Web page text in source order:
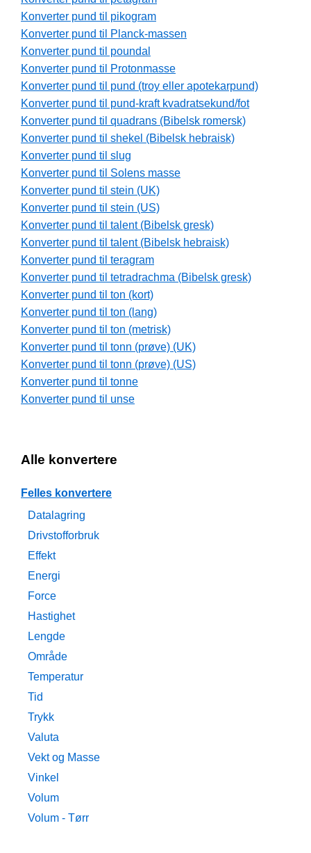
Konverter pund til pikogram
Konverter pund til Planck-massen
Konverter pund til poundal
Konverter pund til Protonmasse
Konverter pund til pund (troy eller apotekarpund)
Konverter pund til pund-kraft kvadratsekund/fot
Konverter pund til quadrans (Bibelsk romersk)
Konverter pund til shekel (Bibelsk hebraisk)
Konverter pund til slug
Konverter pund til Solens masse
Konverter pund til stein (UK)
Konverter pund til stein (US)
Konverter pund til talent (Bibelsk gresk)
Konverter pund til talent (Bibelsk hebraisk)
Konverter pund til teragram
Konverter pund til tetradrachma (Bibelsk gresk)
Konverter pund til ton (kort)
Konverter pund til ton (lang)
Konverter pund til ton (metrisk)
Konverter pund til tonn (prøve) (UK)
Konverter pund til tonn (prøve) (US)
Konverter pund til tonne
Konverter pund til unse
Alle konvertere
Felles konvertere
Datalagring
Drivstofforbruk
Effekt
Energi
Force
Hastighet
Lengde
Område
Temperatur
Tid
Trykk
Valuta
Vekt og Masse
Vinkel
Volum
Volum - Tørr